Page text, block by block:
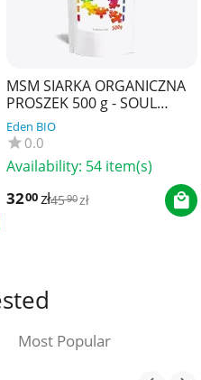
MSM SIARKA ORGANICZNA
PROSZEK 500 g - SOUL
FARM
Eden BIO
0.0
Availability: 54 item(s)
3200zł4590zł
Most Popular